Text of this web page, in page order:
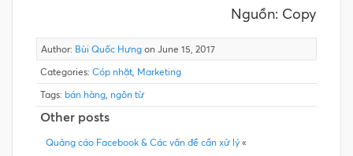
Nguồn: Copy
Author: Bùi Quốc Hưng on June 15, 2017
Categories: Cóp nhặt Marketing
Tags: bán hàng ngôn từ
Other posts
Quảng cáo Facebook & Các vấn đề cần xử lý «